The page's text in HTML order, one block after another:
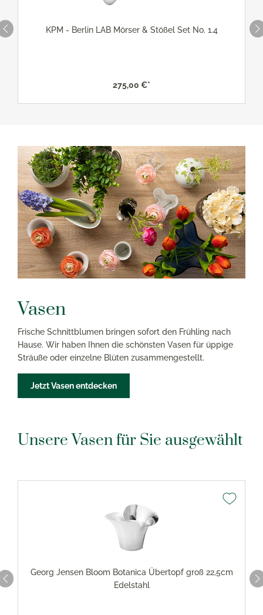
KPM - Berlin LAB Mörser & Stößel Set No. 1.4
275,00 €*
Vasen
Frische Schnittblumen bringen sofort den Frühling nach
Hause. Wir haben Ihnen die schönsten Vasen für üppige
Sträuße oder einzelne Blüten zusammengestellt.
Jetzt Vasen entdecken
Unsere Vasen für Sie ausgewählt
Georg Jensen Bloom Botanica Übertopf groß 22,5cm
Edelstahl